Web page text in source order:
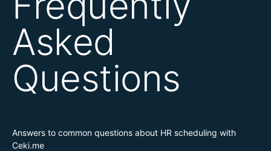
Asked
Questions
Answers to common questions about HR scheduling with
Ceki.me